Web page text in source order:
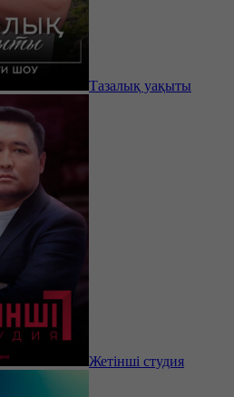
Тазалық уақыты
Жетінші студия